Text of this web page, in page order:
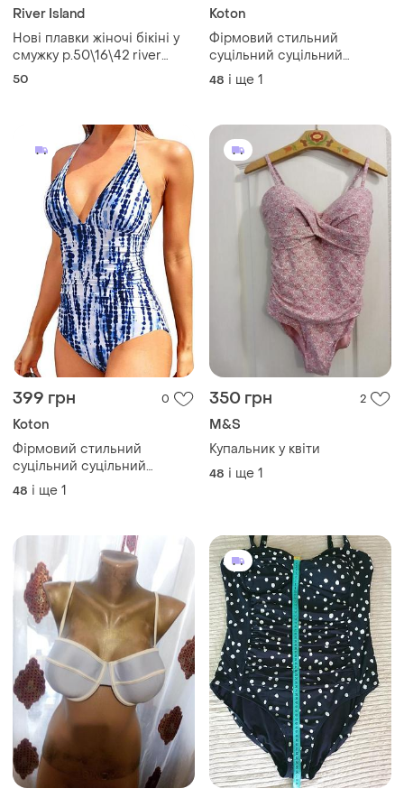
River Island
Нові плавки жіночі бікіні у
смужку р.50\16\42 river
island низ купальника
50
Koton
Фірмовий стильний
суцільний суцільний
суцільний купальник
ущільнена чашка
48 і ще 1
399 грн 0
Koton
Фірмовий стильний
суцільний суцільний
суцільний купальник
ущільнена чашка
48 і ще 1
350 грн 2
M&S
Купальник у квіти
48 і ще 1